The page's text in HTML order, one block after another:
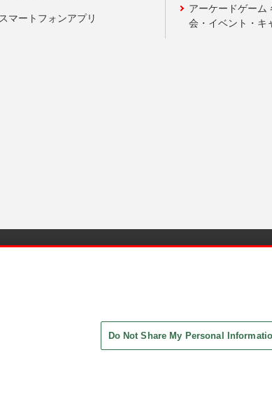
マートフォンアプリ
アーケードゲーム
会・イベント・キ
Do Not Share My Personal